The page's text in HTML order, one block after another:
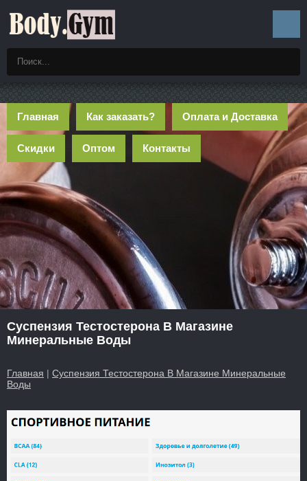
Главная Как заказать? Оплата и Доставка
Скидки Оптом Контакты
Суспензия Тестостерона В Магазине
Минеральные Воды
Главная | Суспензия Тестостерона В Магазине Минеральные
Воды